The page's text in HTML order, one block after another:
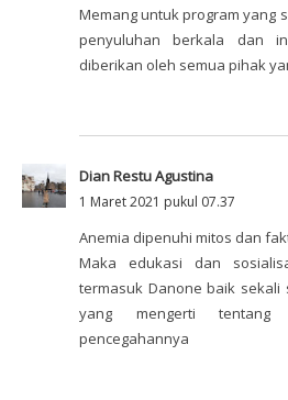
Memang untuk program yang
penyuluhan berkala dan
diberikan oleh semua pihak
Dian Restu Agustina
1 Maret 2021 pukul 07.37
Anemia dipenuhi mitos dan
Maka edukasi dan
termasuk Danone baik sekali
yang mengerti
pencegahannya